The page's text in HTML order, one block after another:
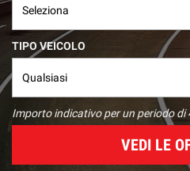
TIPO VEICOLO
Importo indicativo per un periodo di
VEDI LE